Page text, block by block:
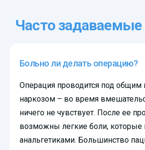
Часто
Больно ли делать операцию?
Операция проводится под
наркозом – во время
ничего не чувствует. После ее
возможны легкие боли, которые
анальгетиками. Большинство